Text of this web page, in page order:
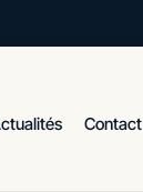
Contact